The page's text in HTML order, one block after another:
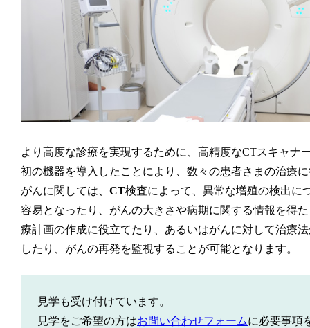
より高度な診療を実現するために、高精度なCTスキャナ
初の機器を導入したことにより、数々の患者さまの治療
がんに関しては、 CT検査によって、異常な増殖の検出に
容易となったり、がんの大きさや病期に関する情報を得
療計画の作成に役立てたり、あるいはがんに対して治療
したり、がんの再発を監視することが可能となります。
見学も受け付けています。
見学をご希望の方はお問い合わせフォームに必要事項